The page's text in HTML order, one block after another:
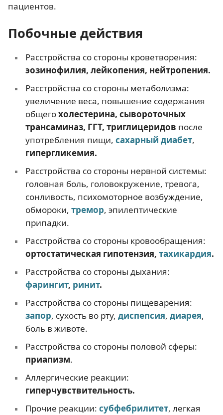
пациентов.
Побочные действия
Расстройства со стороны кроветворения:
эозинофилия, лейкопения, нейтропения.
Расстройства со стороны метаболизма:
увеличение веса, повышение содержания
общегохолестерина, сывороточных
трансаминаз, ГГТ, триглицеридов после
употребления пищи, сахарный диабет,
гипергликемия.
Расстройства со стороны нервной системы:
головная боль, головокружение, тревога,
сонливость, психомоторное возбуждение,
обмороки, тремор, эпилептические
припадки.
Расстройства со стороны кровообращения:
ортостатическая гипотензия, тахикардия.
Расстройства со стороны дыхания:
фарингит, ринит.
Расстройства со стороны пищеварения:
запор, сухость во рту, диспепсия, диарея,
боль в животе.
Расстройства со стороны половой сферы:
приапизм.
Аллергические реакции:
гиперчувствительность.
Прочие реакции: субфебрилитет, легкая